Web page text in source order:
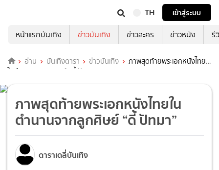
TH
เข้าสู่ระบบ
หน้าแรกบันเทิง
ข่าวบันเทิง ข่าวละคร ข่าวหนัง รี
อ่าน บันเทิงดารา ข่าวบันเทิง
ภาพสุดท้ายพระเอกหนังไทย
ในตำนานจากลูกศิษย์ “ดี้ ปัทมา”
ภาพสุดท้ายพระเอกหนังไทยใน
ตำนานจากลูกศิษย์ “ดี้ ปัทมา”
ดาราเดลี่บันเทิง